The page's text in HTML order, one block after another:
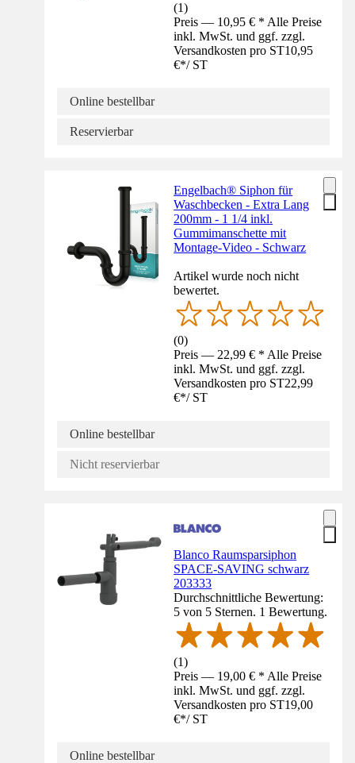
(1)
Preis — 10,95 € * Alle Preise
inkl. MwSt. und ggf. zzgl.
Versandkosten pro ST10,95
€*/ ST
Online bestellbar
Reservierbar
Engelbach® Siphon für
Waschbecken - Extra Lang
200mm - 1 1/4 inkl.
Gummimanschette mit
Montage-Video - Schwarz
Artikel wurde noch nicht
bewertet.
(0)
Preis — 22,99 € * Alle Preise
inkl. MwSt. und ggf. zzgl.
Versandkosten pro ST22,99
€*/ ST
Online bestellbar
Nicht reservierbar
Blanco Raumsparsiphon
SPACE-SAVING schwarz
203333
Durchschnittliche Bewertung:
5 von 5 Sternen. 1 Bewertung.
(1)
Preis — 19,00 € * Alle Preise
inkl. MwSt. und ggf. zzgl.
Versandkosten pro ST19,00
€*/ ST
Online bestellbar